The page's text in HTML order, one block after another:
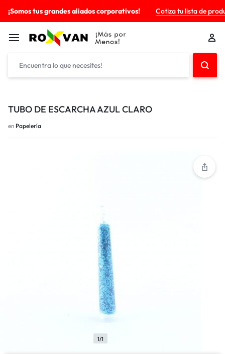
¡Somos tus grandes aliados corporativos! Cotiza tu lista de
TUBO DE ESCARCHA AZUL CLARO
en Papelería
1/1